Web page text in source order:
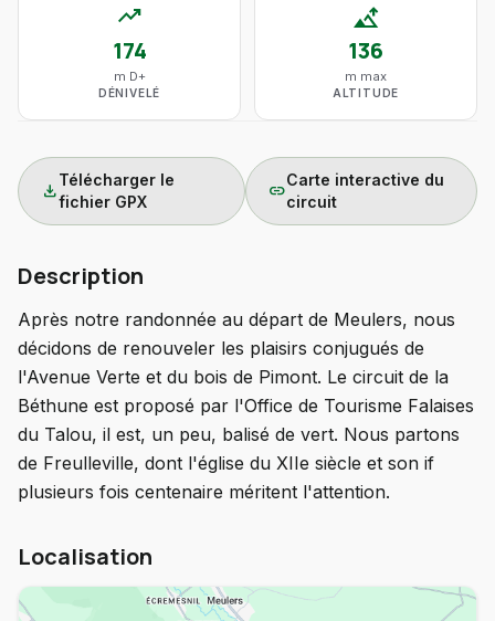
trending_up
174
m D+
DÉNIVELÉ
altitude
136
m max
ALTITUDE
download
Télécharger le
fichier GPX
link
Carte interactive du
circuit
Description
Après notre randonnée au départ de Meulers, nous
décidons de renouveler les plaisirs conjugués de
l'Avenue Verte et du bois de Pimont. Le circuit de la
Béthune est proposé par l'Office de Tourisme Falaises
du Talou, il est, un peu, balisé de vert. Nous partons
de Freulleville, dont l'église du XIIe siècle et son if
plusieurs fois centenaire méritent l'attention.
Localisation